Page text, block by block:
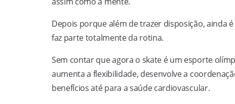
Depois porque além de trazer disposição, ainda
faz parte totalmente da rotina.
Sem contar que agora o skate é um esporte
aumenta a flexibilidade, desenvolve a
benefícios até para a saúde cardiovascular.